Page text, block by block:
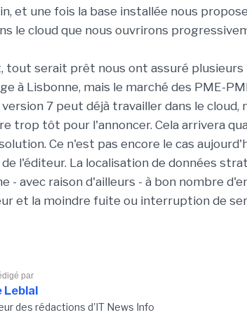
et une fois la base installée nous
le cloud que nous ouvrirons
tout serait prêt nous ont assuré
à Lisbonne, mais le marché des PME-
version 7 peut déjà travailler dans le cloud,
trop tôt pour l'annoncer. Cela arrivera
Ce n'est pas encore le cas
l'éditeur. La localisation de données
- avec raison d'ailleurs - à bon nombre
et la moindre fuite ou interruption de
par
Leblal
des rédactions d'IT News Info